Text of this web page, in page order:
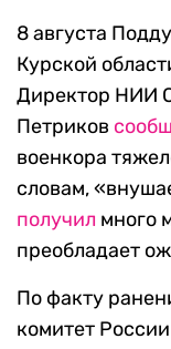
8 августа
Курской
Директор НИИ
Петриков
военкора
словам,
получил много
преобладает
По факту
комитет России